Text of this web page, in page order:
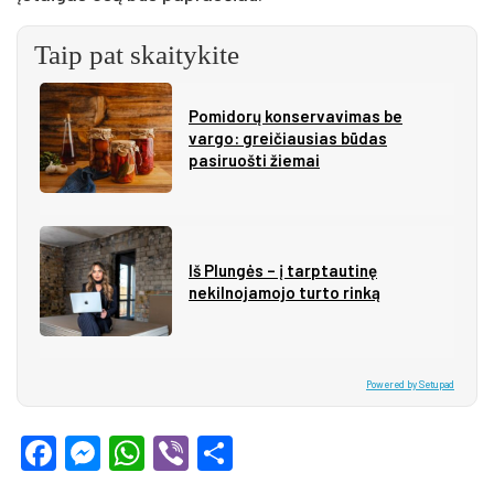
Taip pat skaitykite
Pomidorų konservavimas be
vargo: greičiausias būdas
pasiruošti žiemai
Iš Plungės – į tarptautinę
nekilnojamojo turto rinką
Powered by Setupad
Facebook
Messenger
WhatsApp
Viber